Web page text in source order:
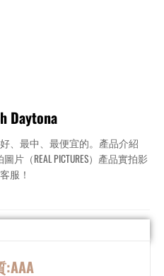
Daytona
、最中、最便宜的。產品介紹
圖片（REAL PICTURES）產品實拍影
服！
:AAA